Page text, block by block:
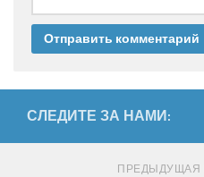
СЛЕДИТЕ ЗА НАМИ:
ПРЕДЫДУЩАЯ